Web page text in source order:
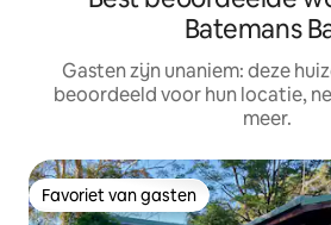
Batemans
Gasten zijn unaniem: deze
beoordeeld voor hun locatie,
meer.
Favoriet van gasten
Favoriet van gasten